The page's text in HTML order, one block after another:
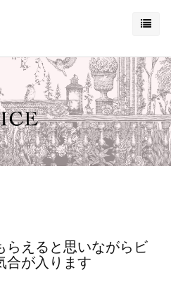
らえると思いながらビ
合が入ります